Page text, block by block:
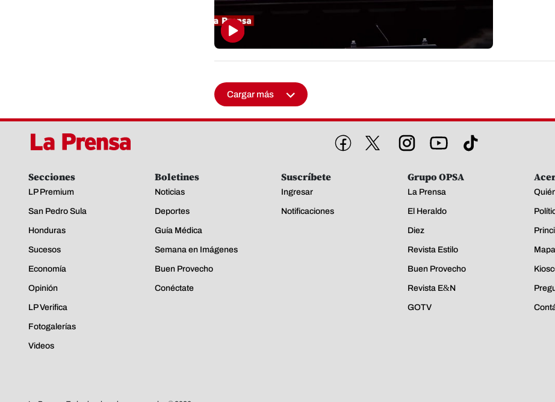
Cargar más
Secciones
LP Premium
San Pedro Sula
Honduras
Sucesos
Economía
Opinión
LP Verifica
Fotogalerías
Videos
Boletines
Noticias
Deportes
Guía Médica
Semana en Imágenes
Buen Provecho
Conéctate
Suscríbete
Ingresar
Notificaciones
Grupo OPSA
La Prensa
El Heraldo
Diez
Revista Estilo
Buen Provecho
Revista E&N
GOTV